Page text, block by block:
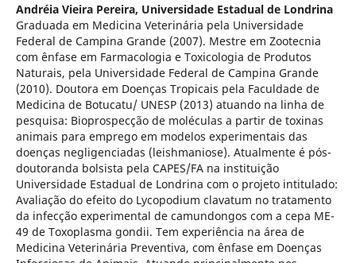
Andréia Vieira Pereira, Universidade Estadual de Londrina
Graduada em Medicina Veterinária pela Universidade
Federal de Campina Grande (2007). Mestre em Zootecnia
com ênfase em Farmacologia e Toxicologia de Produtos
Naturais, pela Universidade Federal de Campina Grande
(2010). Doutora em Doenças Tropicais pela Faculdade de
Medicina de Botucatu/ UNESP (2013) atuando na linha de
pesquisa: Bioprospecção de moléculas a partir de toxinas
animais para emprego em modelos experimentais das
doenças negligenciadas (leishmaniose). Atualmente é pós-
doutoranda bolsista pela CAPES/FA na instituição
Universidade Estadual de Londrina com o projeto intitulado:
Avaliação do efeito do Lycopodium clavatum no tratamento
da infecção experimental de camundongos com a cepa ME-
49 de Toxoplasma gondii. Tem experiência na área de
Medicina Veterinária Preventiva, com ênfase em Doenças